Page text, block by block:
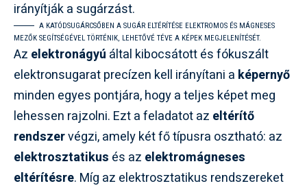
A KATÓDSUGÁRCSŐBEN A SUGÁR ELTÉRÍTÉSE ELEKTROMOS ÉS MÁGNESES
MEZŐK SEGÍTSÉGÉVEL TÖRTÉNIK, LEHETŐVÉ TÉVE A KÉPEK MEGJELENÍTÉSÉT.
Az elektronágyú által kibocsátott és fókuszált
elektronsugarat precízen kell irányítani a képernyő
minden egyes pontjára, hogy a teljes képet meg
lehessen rajzolni. Ezt a feladatot az eltérítő
rendszervégzi, amely két fő típusra osztható: az
elektrosztatikus és az elektromágneses
eltérítésre. Míg az elektrosztatikus rendszereket